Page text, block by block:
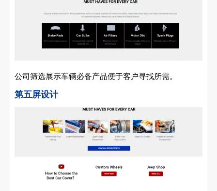
公司筛选展示车辆必备产品便于客户寻找所需。
第五屏设计